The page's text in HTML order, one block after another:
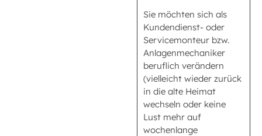
Sie möchten sich als
Kundendienst- oder
Servicemonteur bzw.
Anlagenmechaniker
beruflich verändern
(vielleicht wieder zurück
in die alte Heimat
wechseln oder keine
Lust mehr auf
wochenlange